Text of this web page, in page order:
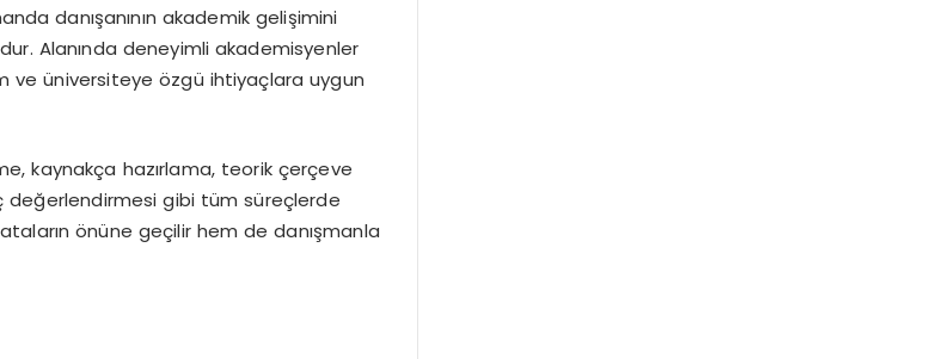
danışanının akademik gelişimini
Alanında deneyimli akademisyenler
ve üniversiteye özgü ihtiyaçlara uygun
kaynakça hazırlama, teorik çerçeve
değerlendirmesi gibi tüm süreçlerde
önüne geçilir hem de danışmanla